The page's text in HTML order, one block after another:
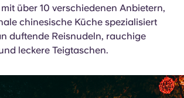
über 10 verschiedenen Anbietern,
chinesische Küche spezialisiert
duftende Reisnudeln, rauchige
leckere Teigtaschen.